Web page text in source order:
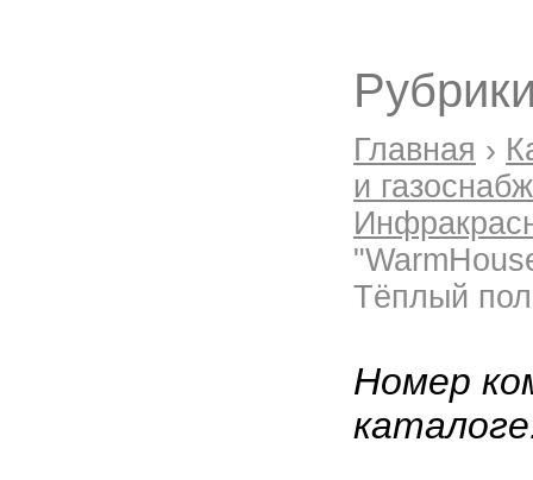
Главная ›
и
Тёплый
Номер